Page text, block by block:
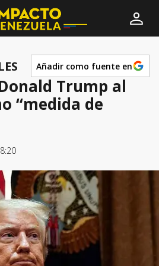
Añadir como fuente en
Trump al
“medida de